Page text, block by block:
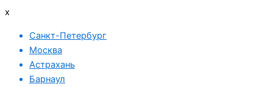
x
Санкт-Петербург
Москва
Астрахань
Барнаул